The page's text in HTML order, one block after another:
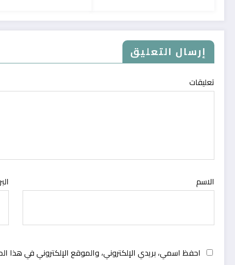
إرسال التعليق
تعليقات
الاسم
احفظ اسمي، بريدي الإلكتروني، والموقع الإلكتروني في هذا